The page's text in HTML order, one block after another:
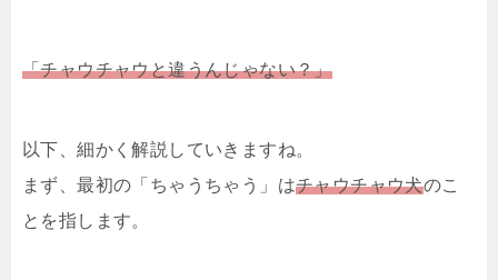
「チャウチャウと違うんじゃない？」
以下、細かく解説していきますね。
まず、最初の「ちゃうちゃう」はチャウチャウ犬のこ
とを指します。